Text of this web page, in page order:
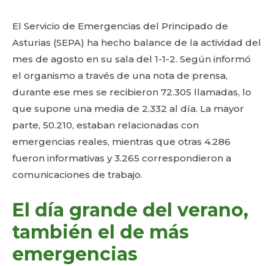
El Servicio de Emergencias del Principado de
Asturias (SEPA) ha hecho balance de la actividad del
mes de agosto en su sala del 1-1-2. Según informó
el organismo a través de una nota de prensa,
durante ese mes se recibieron 72.305 llamadas, lo
que supone una media de 2.332 al día. La mayor
parte, 50.210, estaban relacionadas con
emergencias reales, mientras que otras 4.286
fueron informativas y 3.265 correspondieron a
comunicaciones de trabajo.
El día grande del verano,
también el de más
emergencias